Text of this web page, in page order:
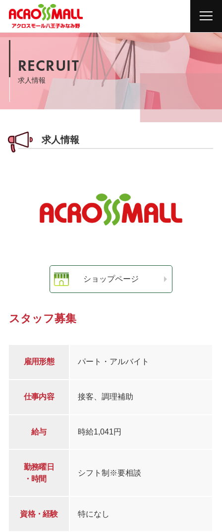
RECRUIT
求人情報
求人情報
ショップページ
スタッフ募集
雇用形態 パート・アルバイト
仕事内容 接客、調理補助
給与 時給1,041円
勤務曜日
・時間
シフト制※要相談
資格・経験 特になし